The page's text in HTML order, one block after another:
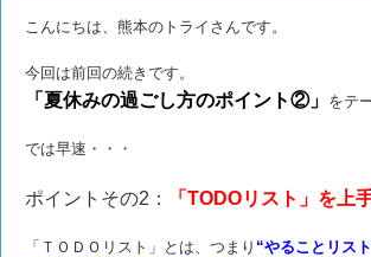
こんにちは、熊本のトライさんです。
今回は前回の続きです。
「夏休みの過ごし方のポイント②」 をテ
では早速・・・
ポイントその2： 「TODOリスト」を上
「ＴＯＤＯリスト」とは、つまり “やることリス